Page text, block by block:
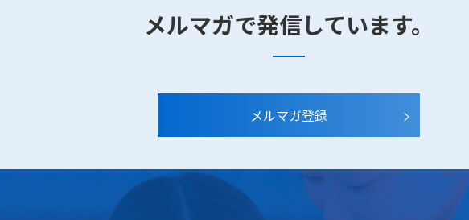
メルマガで発信しています。
メルマガ登録